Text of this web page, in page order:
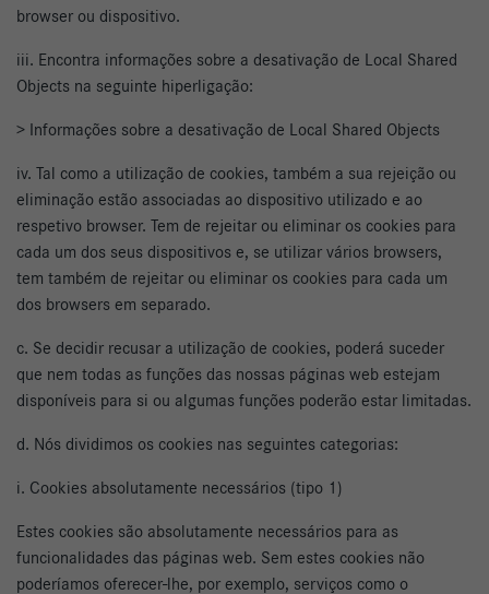
browser ou dispositivo.
iii. Encontra informações sobre a desativação de Local Shared
Objects na seguinte hiperligação:
> Informações sobre a desativação de Local Shared Objects
iv. Tal como a utilização de cookies, também a sua rejeição ou
eliminação estão associadas ao dispositivo utilizado e ao
respetivo browser. Tem de rejeitar ou eliminar os cookies para
cada um dos seus dispositivos e, se utilizar vários browsers,
tem também de rejeitar ou eliminar os cookies para cada um
dos browsers em separado.
c. Se decidir recusar a utilização de cookies, poderá suceder
que nem todas as funções das nossas páginas web estejam
disponíveis para si ou algumas funções poderão estar limitadas.
d. Nós dividimos os cookies nas seguintes categorias:
i. Cookies absolutamente necessários (tipo 1)
Estes cookies são absolutamente necessários para as
funcionalidades das páginas web. Sem estes cookies não
poderíamos oferecer-lhe, por exemplo, serviços como o